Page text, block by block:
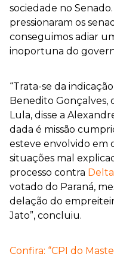
sociedade no
pressionaram os
conseguimos adiar
inoportuna do
“Trata-se da
Benedito Gonçalves,
Lula, disse a
dada é missão
esteve envolvido em
situações mal
processo contra
votado do Paraná,
delação do
Jato”, concluiu.
Confira: “CPI do